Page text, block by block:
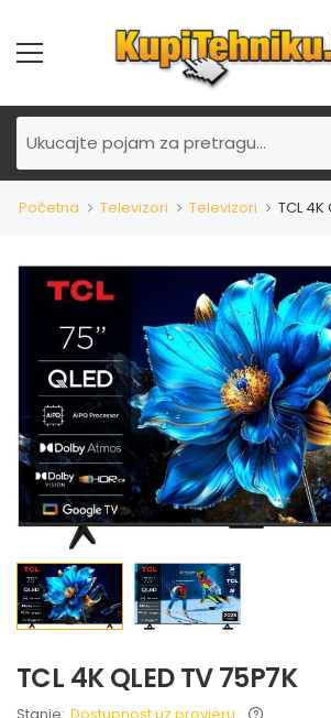
Početna Televizori Televizori TCL 4K
TCL 4K QLED TV 75P7K